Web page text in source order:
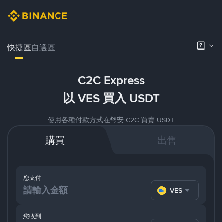
快捷區自選區
C2C Express
以 VES 買入 USDT
使用各種付款方式在幣安 C2C 買賣 USDT
購買 出售
您支付
VES
您收到